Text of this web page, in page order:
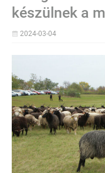
készülnek a
2024-03-04